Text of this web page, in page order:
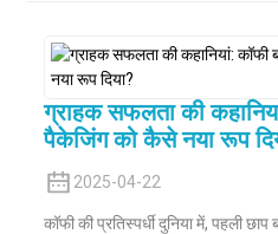
ग्राहक सफलता की
पैकेजिंग को कैसे नया रूप
2025-04-22
कॉफी की प्रतिस्पर्धी दुनिया में, पहली